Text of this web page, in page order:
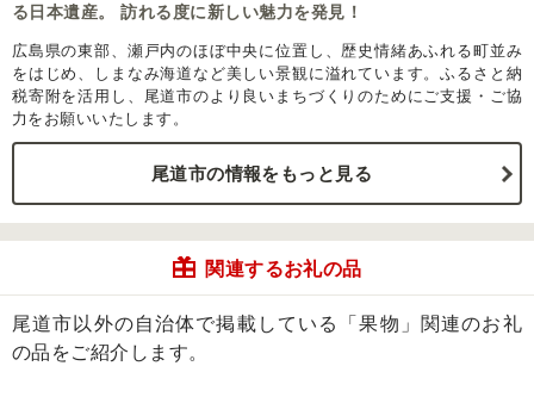
る日本遺産。 訪れる度に新しい魅力を発見！
広島県の東部、瀬戸内のほぼ中央に位置し、歴史情緒あふれる町並み
をはじめ、しまなみ海道など美しい景観に溢れています。ふるさと納
税寄附を活用し、尾道市のより良いまちづくりのためにご支援・ご協
力をお願いいたします。
尾道市の情報をもっと見る
関連するお礼の品
尾道市以外の自治体で掲載している「果物」関連のお礼
の品をご紹介します。